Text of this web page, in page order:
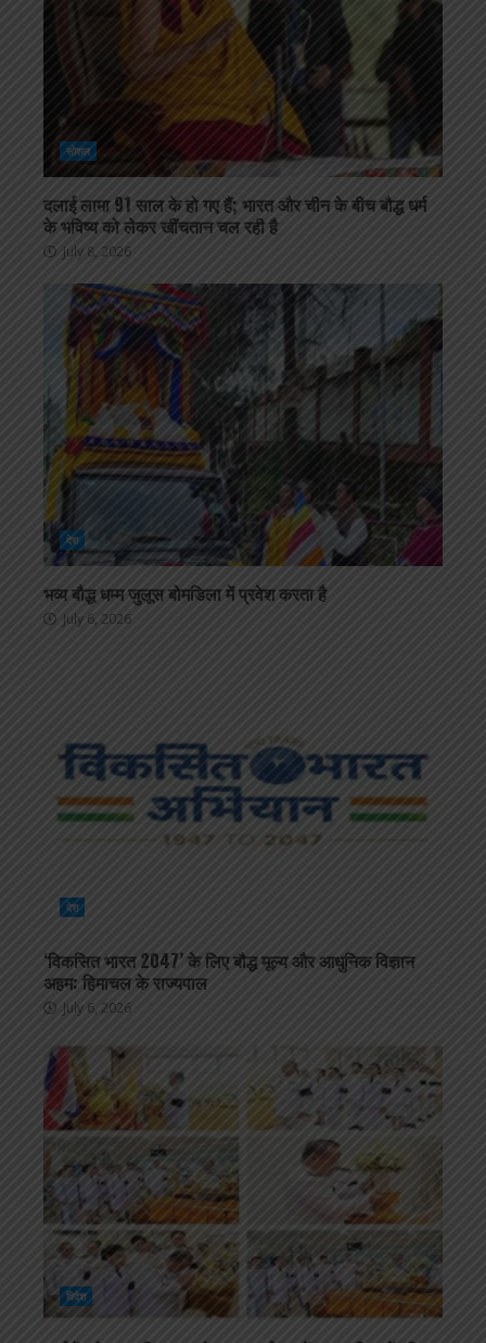
सोशल
दलाई लामा 91 साल के हो गए हैं; भारत और चीन के बीच बौद्ध धर्म
के भविष्य को लेकर खींचतान चल रही है
July 8, 2026
देश
भव्य बौद्ध धम्म जुलूस बोमडिला में प्रवेश करता है
July 6, 2026
देश
‘विकसित भारत 2047’ के लिए बौद्ध मूल्य और आधुनिक विज्ञान
अहम: हिमाचल के राज्यपाल
July 6, 2026
विदेश